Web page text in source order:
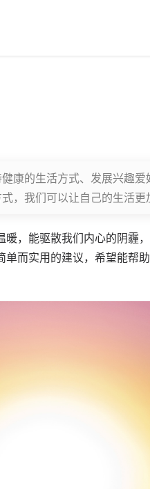
康的生活方式、发展兴趣
，我们可以让自己的生活更
，能驱散我们内心的阴霾
而实用的建议，希望能帮